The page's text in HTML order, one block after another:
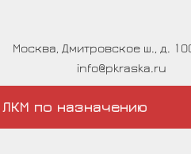
Москва, Дмитровское ш., д.
info@pkraska.ru
ЛКМ по назначению